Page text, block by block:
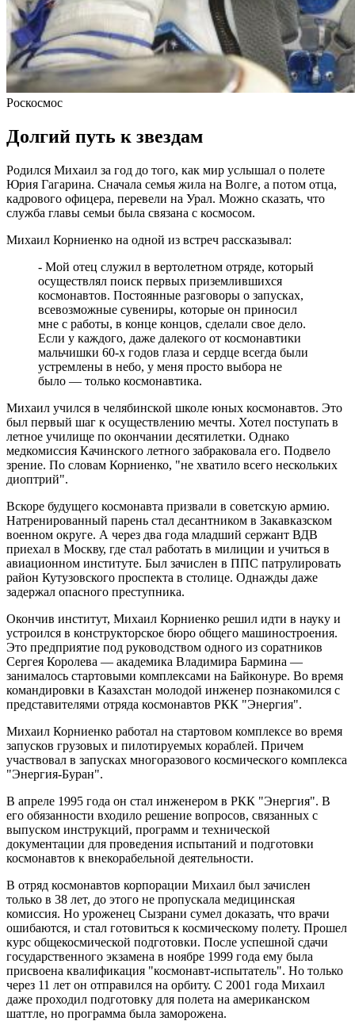
07.08.2026 | 11:23
В Тольятти изменят схему движения общественного
транспорта до 30 сентября
07.08.2026 | 11:22
Елена Дьякова — об истории создания конкурса компаний
"Достояние губернии"
07.08.2026 | 11:20
выходные
07.08.2026 | 11:16
федеральной программы "Мама-предприниматель" в регионе
07.08.2026 | 10:57
На острове Поджабный в Самаре тушили горящий мусор
07.08.2026 | 10:55
07.08.2026 | 10:49
07.08.2026 | 10:41
В Тольятти стартовал третий день гандбольного турнира
Спартакиады народов России
07.08.2026 | 10:38
Народные приметы на 8 августа 2026 года: что нельзя делать в
этот день
07.08.2026 | 10:21
Пропавшего в Самаре шестиклассника нашли живым спустя 6
Самарцы рассказали, что считают главным подарком в жизни
07.08.2026 | 09:48
В Самаре 7 августа возможны отключения холодной воды:
адреса
07.08.2026 | 09:34
В Тольятти обновляют спортивные площадки и хоккейные
07.08.2026 | 08:59
День службы специальной связи и информации при ФСО РФ:
какие праздники отмечают 7 августа
07.08.2026 | 08:51
В Самарской области угроза атаки БПЛА 7 августа
действовала 4 часа
07.08.2026 | 08:25
В Тимашевской амбулатории завершили косметический
ремонт
07.08.2026 | 08:07
Роскосмос
Долгий путь к звездам
Родился Михаил за год до того, как мир услышал о полете
Юрия Гагарина. Сначала семья жила на Волге, а потом отца,
кадрового офицера, перевели на Урал. Можно сказать, что
служба главы семьи была связана с космосом.
Михаил Корниенко на одной из встреч рассказывал:
- Мой отец служил в вертолетном отряде, который
осуществлял поиск первых приземлившихся
космонавтов. Постоянные разговоры о запусках,
всевозможные сувениры, которые он приносил
мне с работы, в конце концов, сделали свое дело.
Если у каждого, даже далекого от космонавтики
мальчишки 60-х годов глаза и сердце всегда были
устремлены в небо, у меня просто выбора не
было — только космонавтика.
Михаил учился в челябинской школе юных космонавтов. Это
был первый шаг к осуществлению мечты. Хотел поступать в
летное училище по окончании десятилетки. Однако
медкомиссия Качинского летного забраковала его. Подвело
зрение. По словам Корниенко, "не хватило всего нескольких
диоптрий".
Вскоре будущего космонавта призвали в советскую армию.
Натренированный парень стал десантником в Закавказском
военном округе. А через два года младший сержант ВДВ
приехал в Москву, где стал работать в милиции и учиться в
авиационном институте. Был зачислен в ППС патрулировать
район Кутузовского проспекта в столице. Однажды даже
задержал опасного преступника.
Окончив институт, Михаил Корниенко решил идти в науку и
устроился в конструкторское бюро общего машиностроения.
Это предприятие под руководством одного из соратников
Сергея Королева — академика Владимира Бармина —
занималось стартовыми комплексами на Байконуре. Во время
командировки в Казахстан молодой инженер познакомился с
представителями отряда космонавтов РКК "Энергия".
Михаил Корниенко работал на стартовом комплексе во время
запусков грузовых и пилотируемых кораблей. Причем
участвовал в запусках многоразового космического комплекса
"Энергия-Буран".
В апреле 1995 года он стал инженером в РКК "Энергия". В
его обязанности входило решение вопросов, связанных с
выпуском инструкций, программ и технической
документации для проведения испытаний и подготовки
космонавтов к внекорабельной деятельности.
В отряд космонавтов корпорации Михаил был зачислен
только в 38 лет, до этого не пропускала медицинская
комиссия. Но уроженец Сызрани сумел доказать, что врачи
ошибаются, и стал готовиться к космическому полету. Прошел
курс общекосмической подготовки. После успешной сдачи
государственного экзамена в ноябре 1999 года ему была
присвоена квалификация "космонавт-испытатель". Но только
через 11 лет он отправился на орбиту. С 2001 года Михаил
даже проходил подготовку для полета на американском
шаттле, но программа была заморожена.